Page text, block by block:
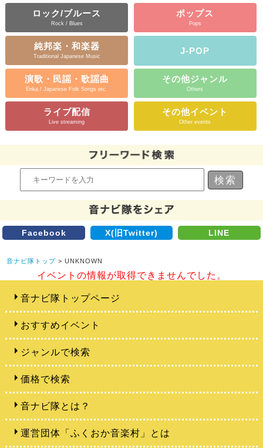
ロック/ブルース
Rock / Blues
ポップス
Pops
純邦楽・和楽器
Traditional Japanese Music
J-POP
演歌・民謡・歌謡曲
Enka / Japanese Folk Songs etc.
その他ジャンル
Others
ライブ配信
Live streaming
その他イベント
Other events
Facebook X(旧Twitter) LINE
音ナビ隊トップ > UNKNOWN
イベントの情報が取得できませんでした。
音ナビ隊トップページ
おすすめイベント
ジャンルで検索
価格で検索
音ナビ隊とは？
運営団体「ふくおか音楽村」とは